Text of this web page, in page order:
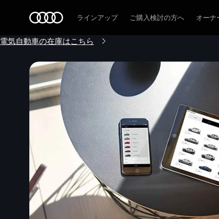
ラインアップ ご購入検討の方へ オーナ
電気自動車の在庫はこちら